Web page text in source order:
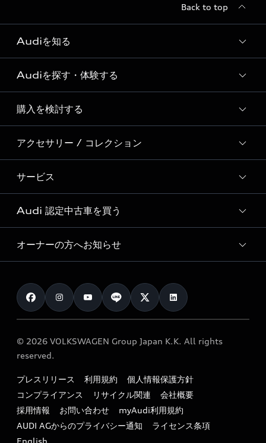
Back to top
Audiを知る
Audi ブランド
Story of Progress
Audi Sport
Formula 1®
デジタルサービス
Audiを探す・体験する
ディーラー検索
新車在庫検索
試乗車・展示車検索
見積り依頼
試乗予約
購入を検討する
モデル一覧
特別仕様モデル / 限定モデル
e-tronラインアップ
価格シミュレーション
車両比較
カタログ一覧
アクセサリー / コレクション
純正アクセサリー
オンラインショップ
Audi collection
アウディナビアプリ
サービス
サービス入庫予約
サービスプログラム
メンテナンス
車検 / 定期点検
e-tronアフターサポート
myAudi
Audi 認定中古車を買う
Audi認定中古車
クオリティ
保証
メンテナンス
ファイナンス
キャンペーン / イベント
買取査定
オーナーの方へお知らせ
お知らせ
オーナー様向けキャンペーン
特定整備適用車一覧
リサイクル法
よくある質問（FAQ）
© 2026 VOLKSWAGEN Group Japan K.K. All rights
reserved.
プレスリリース 利用規約
個人情報保護方針
コンプライアンス
リサイクル関連
会社概要
採用情報
お問い合わせ
myAudi利用規約
AUDI AGからのプライバシー通知
ライセンス条項
English